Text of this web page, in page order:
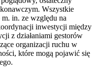
Wszystkie
in. ze względu na
inwestycji między
z działaniami gestorów
organizacji ruchu w
które mogą pojawić się